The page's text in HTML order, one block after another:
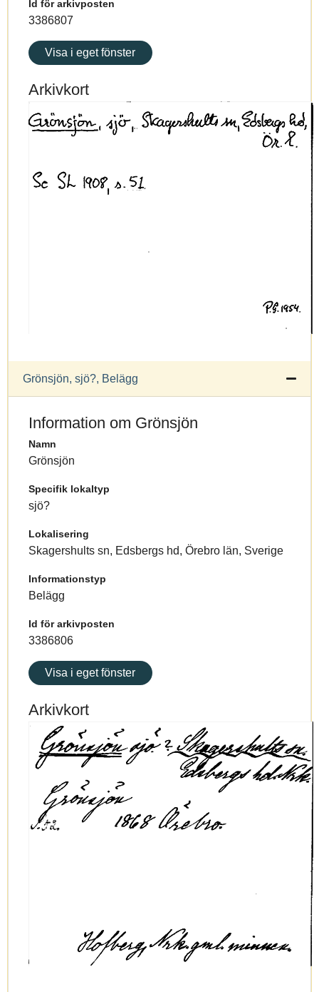
Id för arkivposten
3386807
Visa i eget fönster
Arkivkort
Grönsjön, sjö?, Belägg
Information om Grönsjön
Namn
Grönsjön
Specifik lokaltyp
sjö?
Lokalisering
Skagershults sn, Edsbergs hd, Örebro län, Sverige
Informationstyp
Belägg
Id för arkivposten
3386806
Visa i eget fönster
Arkivkort